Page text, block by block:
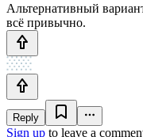
Альтернативный
всё привычно.
Reply
Sign up to leave a